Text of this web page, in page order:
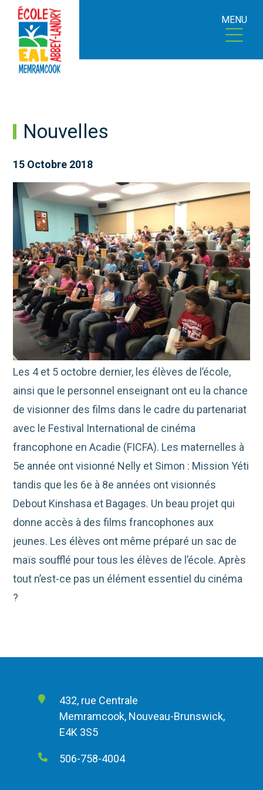
MENU
Nouvelles
15 Octobre 2018
Les 4 et 5 octobre dernier, les élèves de l’école,
ainsi que le personnel enseignant ont eu la chance
de visionner des films dans le cadre du partenariat
avec le Festival International de cinéma
francophone en Acadie (FICFA). Les maternelles à
5e année ont visionné Nelly et Simon : Mission Yéti
tandis que les 6e à 8e années ont visionnés
Debout Kinshasa et Bagages. Un beau projet qui
donne accès à des films francophones aux
jeunes. Les élèves ont même préparé un sac de
maïs soufflé pour tous les élèves de l’école. Après
tout n’est-ce pas un élément essentiel du cinéma
?
432, rue Centrale
Memramcook, Nouveau-Brunswick,
E4K 3S5
506-758-4004